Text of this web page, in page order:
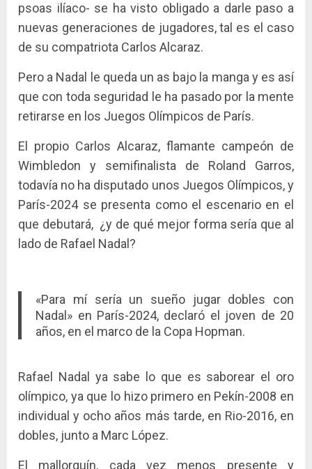
psoas ilíaco- se ha visto obligado a darle paso a
nuevas generaciones de jugadores, tal es el caso
de su compatriota Carlos Alcaraz.
Pero a Nadal le queda un as bajo la manga y es así
que con toda seguridad le ha pasado por la mente
retirarse en los Juegos Olímpicos de París.
El propio Carlos Alcaraz, flamante campeón de
Wimbledon y semifinalista de Roland Garros,
todavía no ha disputado unos Juegos Olímpicos, y
París-2024 se presenta como el escenario en el
que debutará, ¿y de qué mejor forma sería que al
lado de Rafael Nadal?
«Para mí sería un sueño jugar dobles con
Nadal» en París-2024, declaró el joven de 20
años, en el marco de la Copa Hopman.
Rafael Nadal ya sabe lo que es saborear el oro
olímpico, ya que lo hizo primero en Pekín-2008 en
individual y ocho años más tarde, en Rio-2016, en
dobles, junto a Marc López.
El mallorquín, cada vez menos presente y